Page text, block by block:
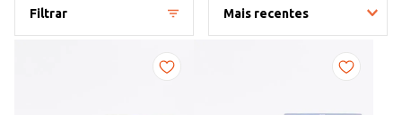
Filtrar Mais recentes